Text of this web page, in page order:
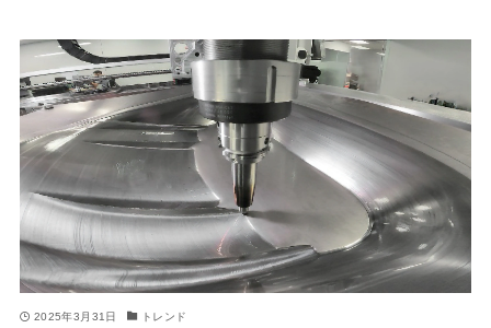
2025年3月31日 トレンド